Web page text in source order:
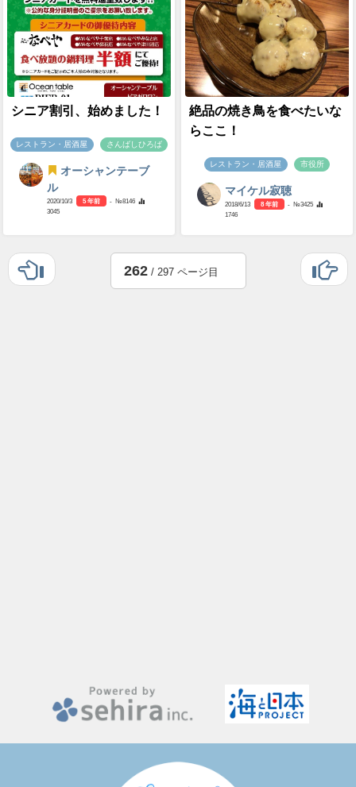
シニア割引、始めました！
レストラン・居酒屋 さんばしひろば
オーシャンテーブ
ル
2020/10/3 5 年前
- №8146
3045
絶品の焼き鳥を食べたいな
らここ！
レストラン・居酒屋 市役所
マイケル寂聴
2018/6/13 8 年前
- №3425
1746
262/ 297 ページ目